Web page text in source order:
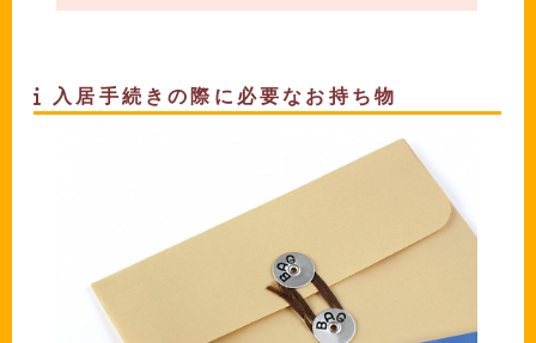
入居手続きの際に必要なお持ち物